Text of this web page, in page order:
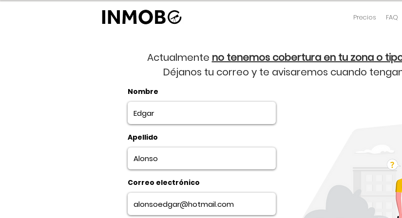
Precios FAQ
Actualmente no tenemos cobertura en tu zona o
Déjanos tu correo y te avisaremos cuando
Nombre
Apellido
Correo electrónico